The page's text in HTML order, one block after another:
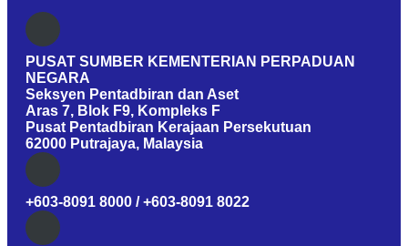
PUSAT SUMBER KEMENTERIAN PERPADUAN
NEGARA
Seksyen Pentadbiran dan Aset
Aras 7, Blok F9, Kompleks F
Pusat Pentadbiran Kerajaan Persekutuan
62000 Putrajaya, Malaysia
+603-8091 8000 / +603-8091 8022